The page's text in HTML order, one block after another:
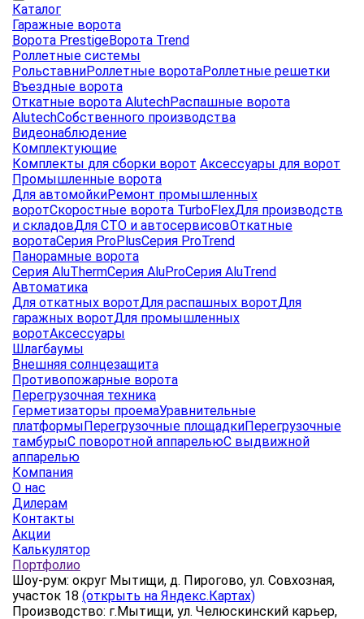
Каталог
Гаражные ворота
Ворота PrestigeВорота Trend
Роллетные системы
РольставниРоллетные воротаРоллетные решетки
Въездные ворота
Откатные ворота AlutechРаспашные ворота
AlutechСобственного производства
Видеонаблюдение
Комплектующие
Комплекты для сборки ворот Аксессуары для ворот
Промышленные ворота
Для автомойкиРемонт промышленных
воротСкоростные ворота TurboFlexДля производств
и складовДля СТО и автосервисовОткатные
воротаСерия ProPlusСерия ProTrend
Панорамные ворота
Серия AluThermСерия AluProСерия AluTrend
Автоматика
Для откатных воротДля распашных воротДля
гаражных воротДля промышленных
воротАксессуары
Шлагбаумы
Внешняя солнцезащита
Противопожарные ворота
Перегрузочная техника
Герметизаторы проемаУравнительные
платформыПерегрузочные площадкиПерегрузочные
тамбурыС поворотной аппарельюС выдвижной
аппарелью
Компания
О нас
Дилерам
Контакты
Акции
Калькулятор
Портфолио
Шоу-рум: округ Мытищи, д. Пирогово, ул. Совхозная,
участок 18 (открыть на Яндекс.Картах)
Производство: г.Мытищи, ул. Челюскинский карьер,